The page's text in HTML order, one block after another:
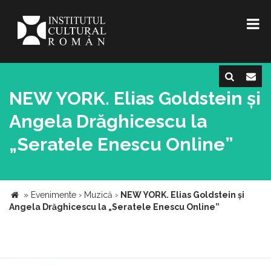
NEW YORK. Elias Goldstein și
Angela Drăghicescu la
„Seratele Enescu Online”
» Evenimente › Muzică › NEW YORK. Elias Goldstein și
Angela Drăghicescu la „Seratele Enescu Online”